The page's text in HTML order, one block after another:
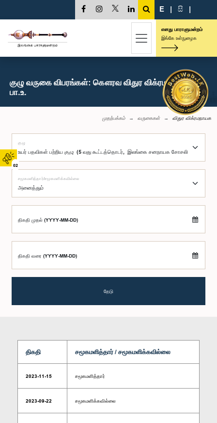
02
E | සි |
எனது பாராளுமன்றம்
இங்கே உள்நுழைக
குழு வருகை விபரங்கள்: கௌரவ விதுர விக்ரமநாயக,
பா.உ.
முதற்பக்கம் வருகைகள் விதுர விக்ரமநாயக
குழு
சமூகமளித்தார்/சமூகமளிக்கவில்லை
திகதி முதல் (YYYY-MM-DD)
திகதி வரை (YYYY-MM-DD)
தேடு
திகதி சமூகமளித்தார் / சமூகமளிக்கவில்லை
2023-11-15 சமூகமளித்தார்
2023-09-22 சமூகமளிக்கவில்லை